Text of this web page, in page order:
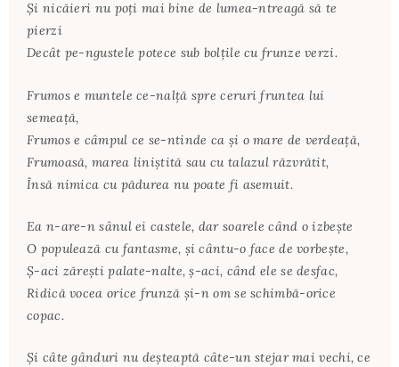
Şi nicăieri nu poţi mai bine de lumea-ntreagă să te
pierzi
Decât pe-ngustele potece sub bolţile cu frunze verzi.
Frumos e muntele ce-nalţă spre ceruri fruntea lui
semeaţă,
Frumos e câmpul ce se-ntinde ca şi o mare de verdeaţă,
Frumoasă, marea liniştită sau cu talazul răzvrătit,
Însă nimica cu pădurea nu poate fi asemuit.
Ea n-are-n sânul ei castele, dar soarele când o izbeşte
O populează cu fantasme, şi cântu-o face de vorbeşte,
Ş-aci zăreşti palate-nalte, ş-aci, când ele se desfac,
Ridică vocea orice frunză şi-n om se schimbă-orice
copac.
Şi câte gânduri nu deşteaptă câte-un stejar mai vechi, ce